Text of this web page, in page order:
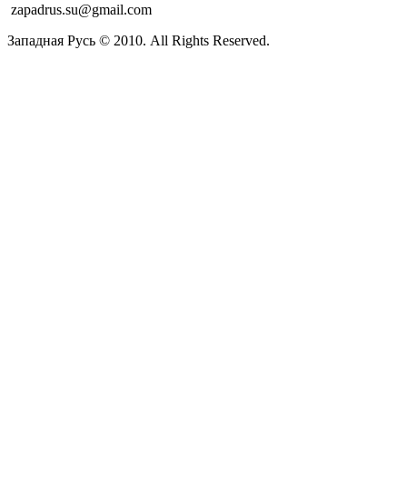
zapadrus.su@gmail.com
Западная Русь © 2010. All Rights Reserved.